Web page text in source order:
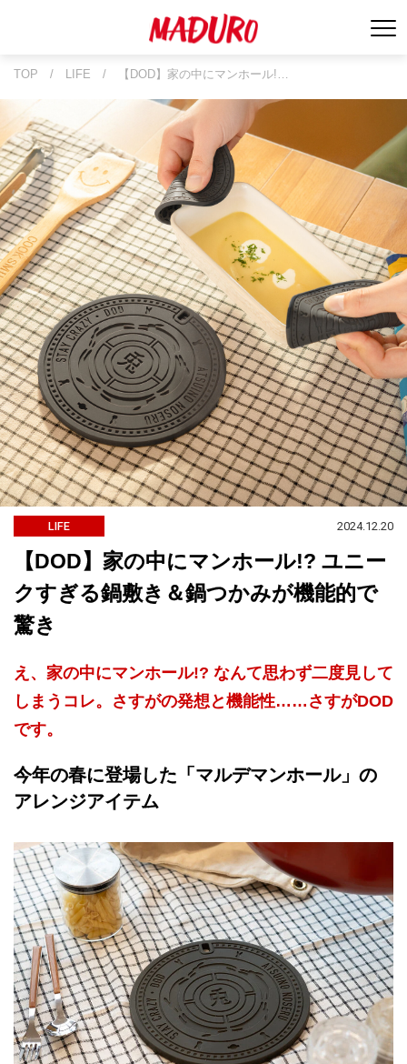
TOP / LIFE / 【DOD】家の中にマンホール!…
LIFE 2024.12.20
【DOD】家の中にマンホール!? ユニー
クすぎる鍋敷き＆鍋つかみが機能的で
驚き
え、家の中にマンホール!? なんて思わず二度見して
しまうコレ。さすがの発想と機能性……さすがDOD
です。
今年の春に登場した「マルデマンホール」の
アレンジアイテム